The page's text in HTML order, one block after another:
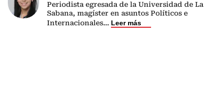
Periodista egresada de la Universidad de La
Sabana, magíster en asuntos Políticos e
Internacionales... Leer más